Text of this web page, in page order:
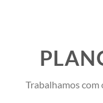
Trabalhamos